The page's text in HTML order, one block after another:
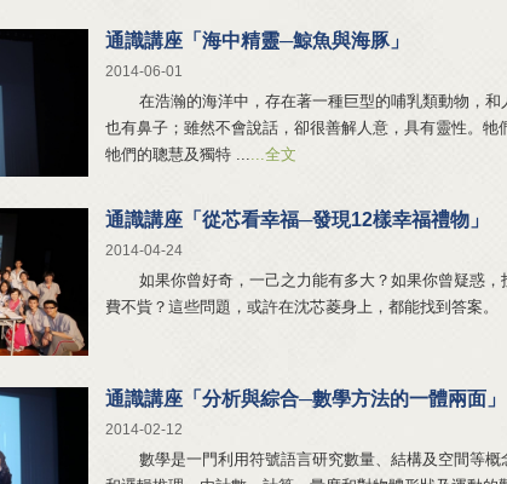
通識講座「海中精靈─鯨魚與海豚」
2014-06-01
在浩瀚的海洋中，存在著一種巨型的哺乳類動物，和
也有鼻子；雖然不會說話，卻很善解人意，具有靈性。牠
牠們的聰慧及獨特 ...
...全文
通識講座「從芯看幸福─發現12樣幸福禮物」
2014-04-24
如果你曾好奇，一己之力能有多大？如果你曾疑惑，
費不貲？這些問題，或許在沈芯菱身上，都能找到答案
通識講座「分析與綜合─數學方法的一體兩面」
2014-02-12
數學是一門利用符號語言研究數量、結構及空間等概